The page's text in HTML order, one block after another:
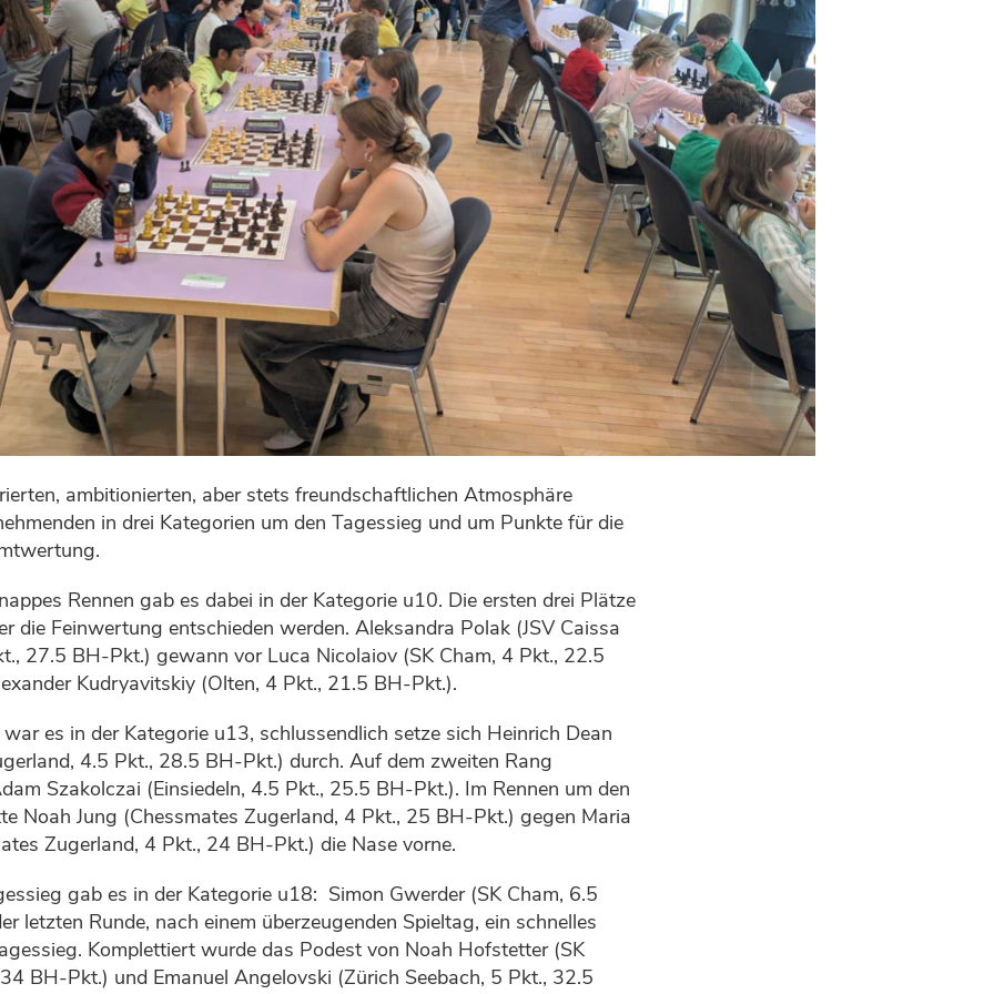
ambitionierten, aber stets freundschaftlichen Atmosphäre
in drei Kategorien um den Tagessieg und um Punkte für die
Rennen gab es dabei in der Kategorie u10. Die ersten drei Plätze
die Feinwertung entschieden werden. Aleksandra Polak (JSV Caissa
27.5 BH-Pkt.) gewann vor Luca Nicolaiov (SK Cham, 4 Pkt., 22.5
Kudryavitskiy (Olten, 4 Pkt., 21.5 BH-Pkt.).
es in der Kategorie u13, schlussendlich setze sich Heinrich Dean
4.5 Pkt., 28.5 BH-Pkt.) durch. Auf dem zweiten Rang
Szakolczai (Einsiedeln, 4.5 Pkt., 25.5 BH-Pkt.). Im Rennen um den
Noah Jung (Chessmates Zugerland, 4 Pkt., 25 BH-Pkt.) gegen Maria
Zugerland, 4 Pkt., 24 BH-Pkt.) die Nase vorne.
gab es in der Kategorie u18: Simon Gwerder (SK Cham, 6.5
letzten Runde, nach einem überzeugenden Spieltag, ein schnelles
Komplettiert wurde das Podest von Noah Hofstetter (SK
BH-Pkt.) und Emanuel Angelovski (Zürich Seebach, 5 Pkt., 32.5